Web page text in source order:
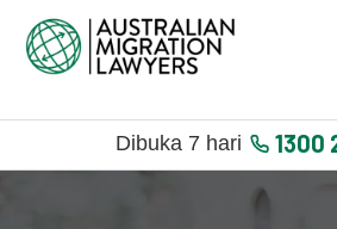
Dibuka 7 hari 1300